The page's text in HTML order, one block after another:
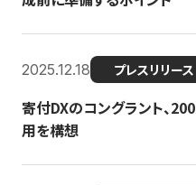
2025.12.18 プレスリリース
寄付DXのコングラント、
用を構想